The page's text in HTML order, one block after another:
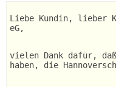
Liebe Kundin, lieber
eG,
vielen Dank dafür,
haben, die